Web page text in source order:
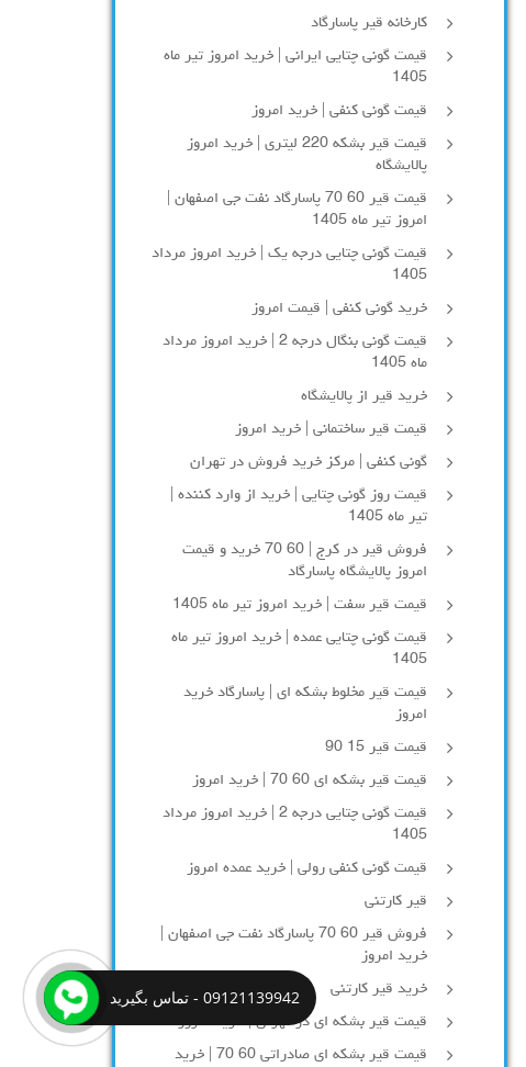
کارخانه قیر پاسارگاد
قیمت گونی چتایی ایرانی | خرید امروز تیر ماه
1405
قیمت گونی کنفی | خرید امروز
قیمت قیر بشکه 220 لیتری | خرید امروز
پالایشگاه
قیمت قیر 60 70 پاسارگاد نفت جی اصفهان |
امروز تیر ماه 1405
قیمت گونی چتایی درجه یک | خرید امروز مرداد
1405
خرید گونی کنفی | قیمت امروز
قیمت گونی بنگال درجه 2 | خرید امروز مرداد
ماه 1405
خرید قیر از پالایشگاه
قیمت قیر ساختمانی | خرید امروز
گونی کنفی | مرکز خرید فروش در تهران
قیمت روز گونی چتایی | خرید از وارد کننده |
تیر ماه 1405
فروش قیر در کرج | 60 70 خرید و قیمت
امروز پالایشگاه پاسارگاد
قیمت قیر سفت | خرید امروز تیر ماه 1405
قیمت گونی چتایی عمده | خرید امروز تیر ماه
1405
قیمت قیر مخلوط بشکه ای | پاسارگاد خرید
امروز
قیمت قیر 15 90
قیمت قیر بشکه ای 60 70 | خرید امروز
قیمت گونی چتایی درجه 2 | خرید امروز مرداد
1405
قیمت گونی کنفی رولی | خرید عمده امروز
قیر کارتنی
فروش قیر 60 70 پاسارگاد نفت جی اصفهان |
خرید امروز
خرید قیر کارتنی
قیمت قیر بشکه ای در تهران | خرید امروز
قیمت قیر بشکه ای صادراتی 60 70 | خرید
09121139942 - تماس بگیرید